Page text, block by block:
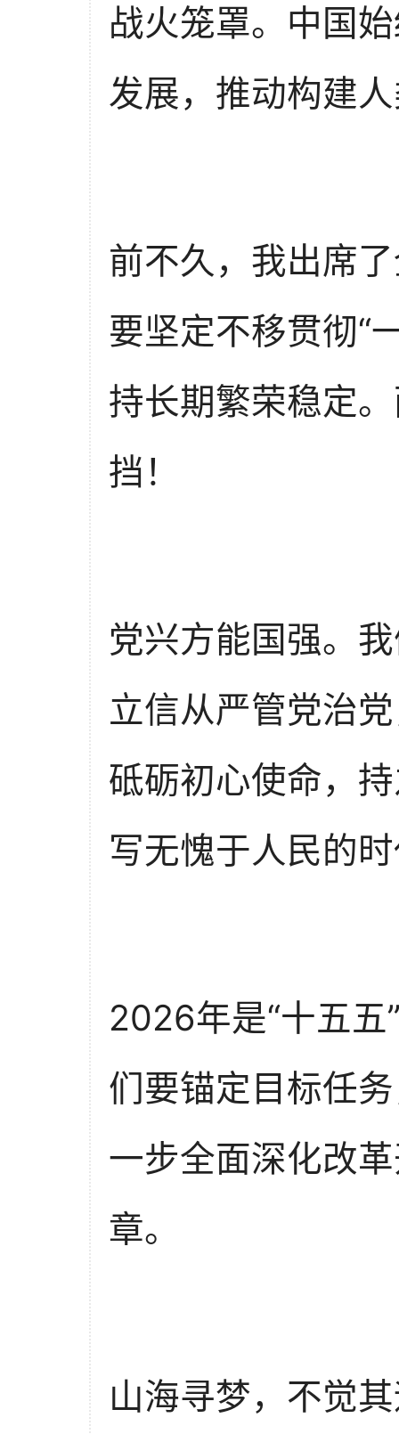
战火笼罩。中国
发展，推动构建
前不久，我出席
要坚定不移贯彻“
持长期繁荣稳定
挡！
党兴方能国强。
立信从严管党治
砥砺初心使命，
写无愧于人民的
2026年是“十五
们要锚定目标任
一步全面深化改
章。
山海寻梦，不觉